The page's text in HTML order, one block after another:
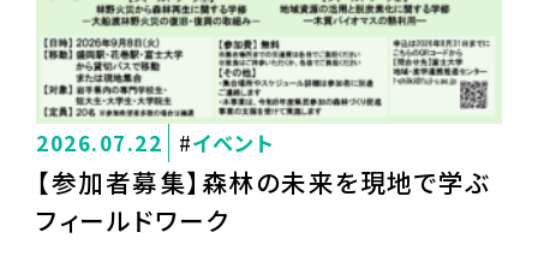
2026.07.22 イベント
【参加者募集】森林の未来を現地で学ぶ
フィールドワーク